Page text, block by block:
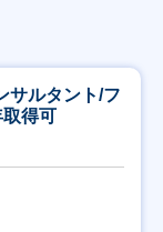
サルタント/フ
得可